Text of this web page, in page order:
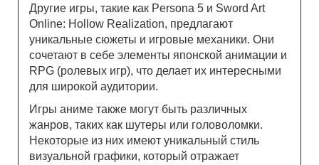
Другие игры, такие как Persona 5 и Sword Art
Online: Hollow Realization, предлагают
уникальные сюжеты и игровые механики. Они
сочетают в себе элементы японской анимации и
RPG (ролевых игр), что делает их интересными
для широкой аудитории.
Игры аниме также могут быть различных
жанров, таких как шутеры или головоломки.
Некоторые из них имеют уникальный стиль
визуальной графики, который отражает